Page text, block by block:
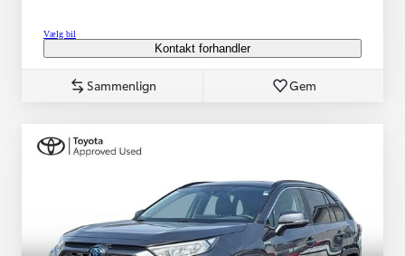
Vælg bil
Kontakt forhandler
Sammenlign Gem